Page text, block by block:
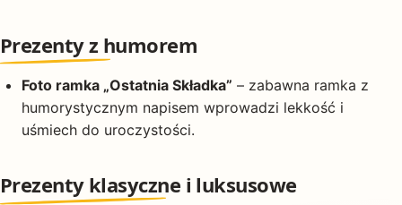
Prezenty z humorem
Foto ramka „Ostatnia Składka” – zabawna ramka z
humorystycznym napisem wprowadzi lekkość i
uśmiech do uroczystości.
Prezenty klasyczne i luksusowe